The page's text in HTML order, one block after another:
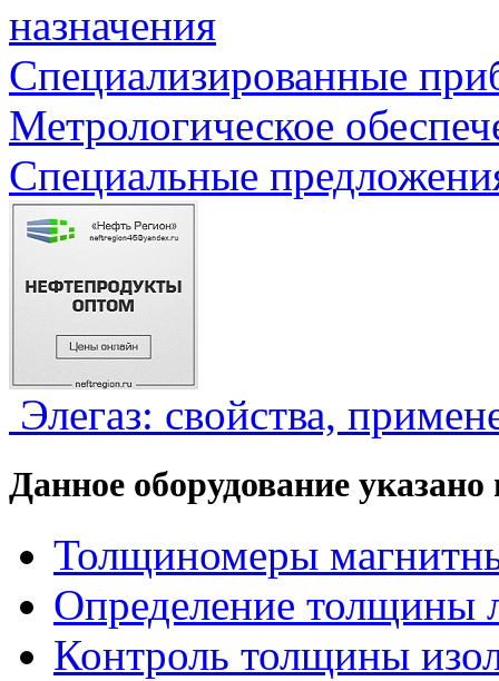
назначения
Специализированные
Метрологическое
Специальные
Элегаз: свойства,
Данное оборудование
Толщиномеры
Определение толщины
Контроль толщины